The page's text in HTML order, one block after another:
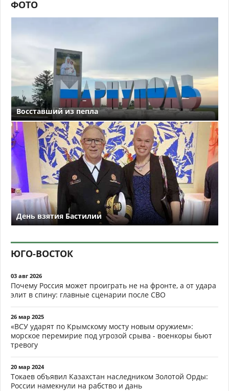
ФОТО
Восставший из пепла
День взятия Бастилии
ЮГО-ВОСТОК
03 авг 2026
Почему Россия может проиграть не на фронте, а от удара
элит в спину: главные сценарии после СВО
26 мар 2025
«ВСУ ударят по Крымскому мосту новым оружием»:
морское перемирие под угрозой срыва - военкоры бьют
тревогу
20 мар 2024
Токаев объявил Казахстан наследником Золотой Орды:
России намекнули на рабство и дань